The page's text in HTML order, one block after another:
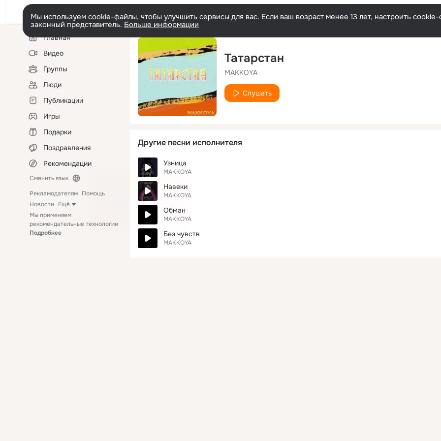
Мы используем cookie-файлы, чтобы улучшить сервисы для вас. Если ваш возраст менее 13 лет, настроить
законный представитель. Больше информации
Левая
колонкаГлавная
Видео
Группы
Люди
Публикации
Игры
Подарки
Поздравления
Рекомендации
Сменить язык
Рекламодателям Помощь
Новости Ещё
Мы применяем
рекомендательные технологии
Подробнее
Татарстан
MAKKOYA
Слушать
Другие песни исполнителя
Узница
MAKKOYA
Навеки
MAKKOYA
Обман
MAKKOYA
Без чувств
MAKKOYA